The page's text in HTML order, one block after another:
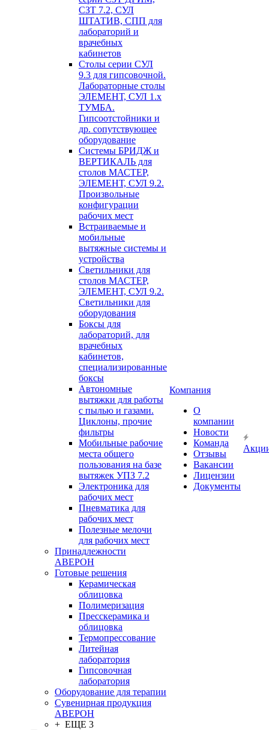
СЗТ 7.2, СУЛ
ШТАТИВ, СПП для
лабораторий и
врачебных
кабинетов
Столы серии СУЛ
9.3 для гипсовочной.
Лабораторные столы
ЭЛЕМЕНТ, СУЛ 1.х
ТУМБА.
Гипсоотстойники и
др. сопутствующее
оборудование
Системы БРИДЖ и
ВЕРТИКАЛЬ для
столов МАСТЕР,
ЭЛЕМЕНТ, СУЛ 9.2.
Произвольные
конфигурации
рабочих мест
Встраиваемые и
мобильные
вытяжные системы и
устройства
Светильники для
столов МАСТЕР,
ЭЛЕМЕНТ, СУЛ 9.2.
Светильники для
оборудования
Боксы для
лабораторий, для
врачебных
кабинетов,
специализированные
боксы
Автономные
вытяжки для работы
с пылью и газами.
Циклоны, прочие
фильтры
Мобильные рабочие
места общего
пользования на базе
вытяжек УПЗ 7.2
Электроника для
рабочих мест
Пневматика для
рабочих мест
Полезные мелочи
для рабочих мест
Принадлежности
АВЕРОН
Готовые решения
Керамическая
облицовка
Полимеризация
Пресскерамика и
облицовка
Термопрессование
Литейная
лаборатория
Гипсовочная
лаборатория
Оборудование для терапии
Сувенирная продукция
АВЕРОН
+ ЕЩЕ 3
Компания
О
компании
Новости
Команда
Отзывы
Вакансии
Лицензии
Документы